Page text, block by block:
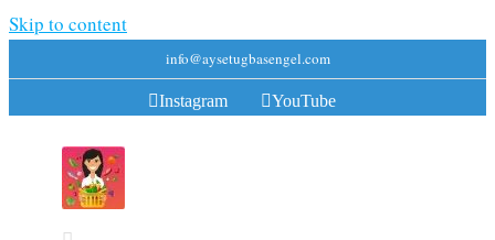
Skip to content
info@aysetugbasengel.com
Instagram YouTube